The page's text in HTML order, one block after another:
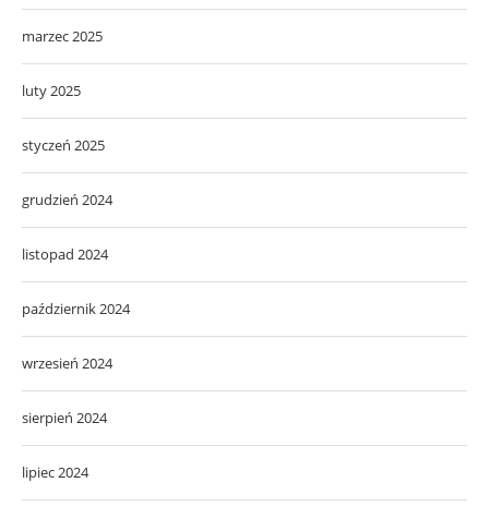
marzec 2025
luty 2025
styczeń 2025
grudzień 2024
listopad 2024
październik 2024
wrzesień 2024
sierpień 2024
lipiec 2024